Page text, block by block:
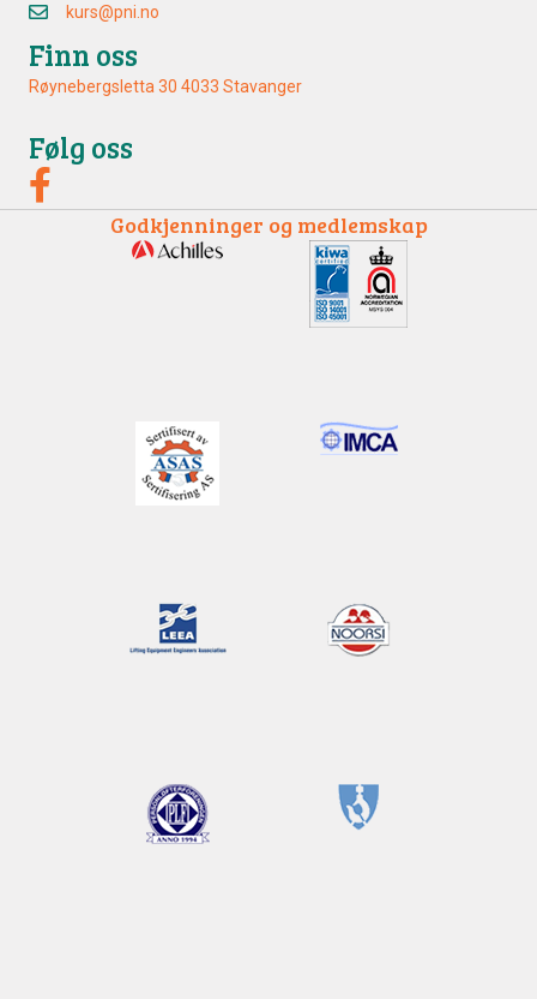
kurs@pni.no
Finn oss
Røynebergsletta 30 4033 Stavanger
Følg oss
Godkjenninger og medlemskap